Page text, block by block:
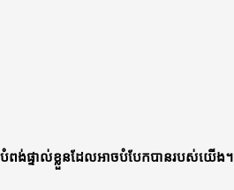
ង់ផ្ទាល់ខ្លួនដែលអាចបំបែកបានរបស់យើង។